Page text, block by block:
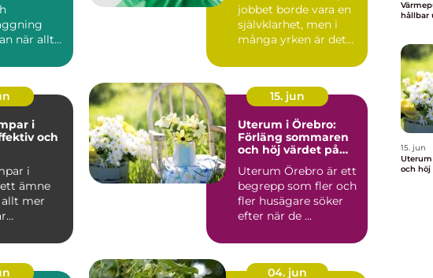
när allt
jobbet borde vara en
självklarhet, men i
många yrken är det
i
och
i
ämne
mer
15. jun
Uterum i Örebro:
Förläng sommaren
och höj värdet på
Uterum Örebro är ett
begrepp som fler och
fler husägare söker
efter när de ...
04. jun
hållbar
15. jun
Uterum
och höj